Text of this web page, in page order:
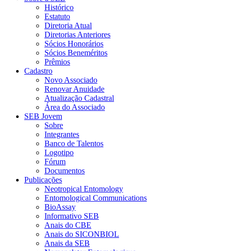
Histórico
Estatuto
Diretoria Atual
Diretorias Anteriores
Sócios Honorários
Sócios Beneméritos
Prêmios
Cadastro
Novo Associado
Renovar Anuidade
Atualização Cadastral
Área do Associado
SEB Jovem
Sobre
Integrantes
Banco de Talentos
Logotipo
Fórum
Documentos
Publicações
Neotropical Entomology
Entomological Communications
BioAssay
Informativo SEB
Anais do CBE
Anais do SICONBIOL
Anais da SEB